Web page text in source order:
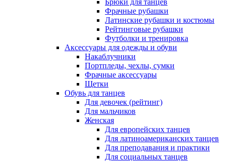
Фрачные рубашки
Латинские рубашки и костюмы
Рейтинговые рубашки
Футболки и тренировка
Аксессуары для одежды и обуви
Накаблучники
Портпледы, чехлы, сумки
Фрачные аксессуары
Щетки
Обувь для танцев
Для девочек (рейтинг)
Для мальчиков
Женская
Для европейских танцев
Для латиноамериканских танцев
Для преподавания и практики
Для социальных танцев